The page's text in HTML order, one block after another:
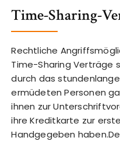
Time-Sharing-
Rechtliche
Time-Sharing Verträge
durch das
ermüdeten Personen
ihnen zur
ihre Kreditkarte zur
Handgegeben